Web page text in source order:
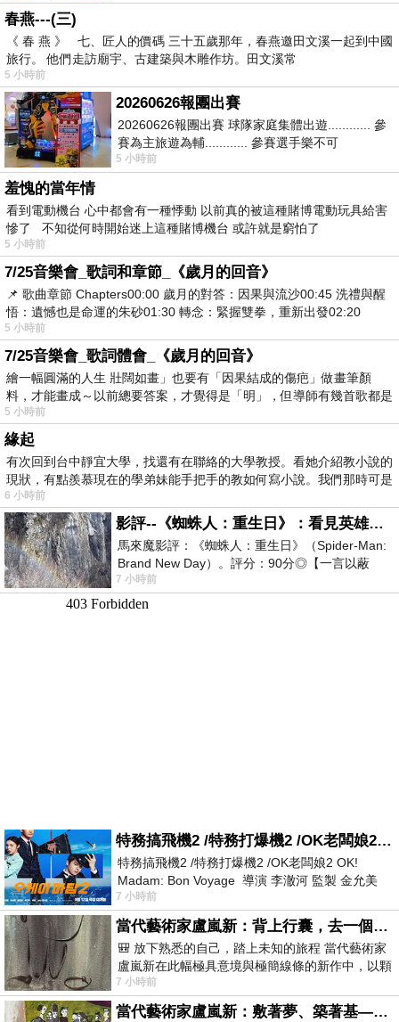
春燕---(三)
《 春 燕 》 七、匠人的價碼 三十五歲那年，春燕邀田文溪一起到中國
旅行。 他們走訪廟宇、古建築與木雕作坊。田文溪常
5 小時前
20260626報團出賽
20260626報團出賽 球隊家庭集體出遊............ 參
賽為主旅遊為輔............ 參賽選手樂不可
支............ 賽前旅遊
5 小時前
羞愧的當年情
看到電動機台 心中都會有一種悸動 以前真的被這種賭博電動玩具給害
慘了 不知從何時開始迷上這種賭博機台 或許就是窮怕了
5 小時前
7/25音樂會_歌詞和章節_《歲月的回音》
📌 歌曲章節 Chapters00:00​ 歲月的對答：因果與流沙00:45​ 洗禮與醒
悟：遺憾也是命運的朱砂01:30​ 轉念：緊握雙拳，重新出發02:20
5 小時前
7/25音樂會_歌詞體會_《歲月的回音》
繪一幅圓滿的人生 壯闊如畫」也要有「因果結成的傷疤」做畫筆顏
料，才能畫成～以前總要答案，才覺得是「明」，但導師有幾首歌都是
在教
5 小時前
緣起
有次回到台中靜宜大學，找還有在聯絡的大學教授。看她介紹教小說的
現狀，有點羨慕現在的學弟妹能手把手的教如何寫小說。我們那時可是
6 小時前
影評--《蜘蛛人：重生日》：看見英雄的孤獨與重生
馬來魔影評：《蜘蛛人：重生日》（Spider-Man:
Brand New Day）。評分：90分◎【一言以蔽
之】：一個失去一切的英雄，學會放下孤獨、
7 小時前
特務搞飛機2 /特務打爆機2 /OK老闆娘2 OK! Madam: Bon Voyage
特務搞飛機2 /特務打爆機2 /OK老闆娘2 OK!
Madam: Bon Voyage 導演 李澈河 監製 金允美
劇本 申鉉成 主演 嚴正化 朴誠雄
7 小時前
當代藝術家盧嵐新：背上行囊，去一個沒有人認識你的地方——看風景，也遇見渴望出發的自己
🎒 放下熟悉的自己，踏上未知的旅程 當代藝術家
盧嵐新在此幅極具意境與極簡線條的新作中，以顆
粒感豐富的灰綠粗糙背景，搭配凝練且具
7 小時前
當代藝術家盧嵐新：敷著夢、築著基——讓筆觸成為存在過的證據，將相遇的溫度熔鑄成新的模樣